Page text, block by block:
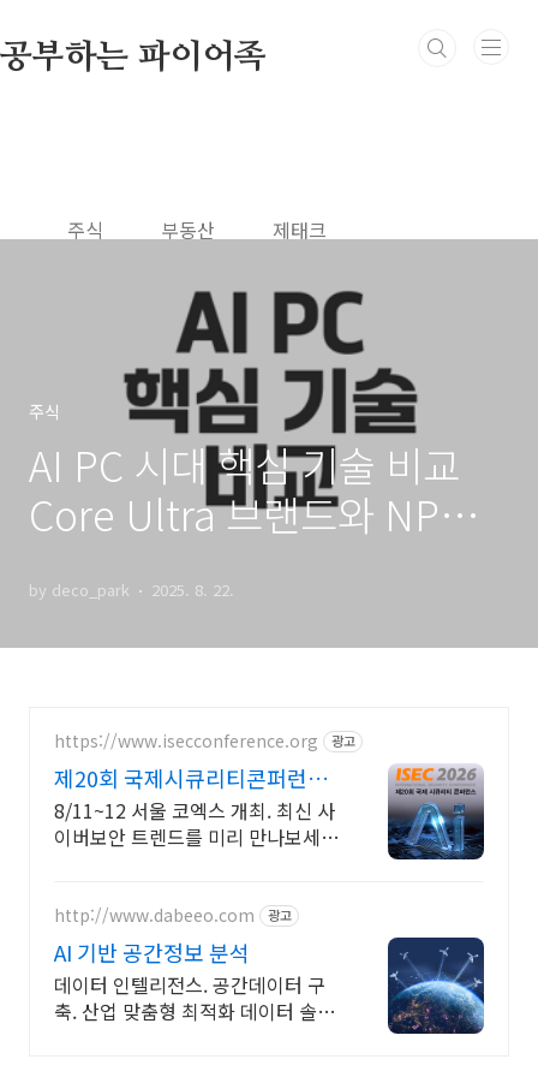
공부하는 파이어족
주식 부동산 제태크
주식
AI PC 시대 핵심 기술 비교
Core Ultra 브랜드와 NPU
by deco_park 2025. 8. 22.
https://www.isecconference.org 광고
제20회 국제시큐리티콘퍼런스
ISEC 2026
8/11~12 서울 코엑스 개최. 최신 사
이버보안 트렌드를 미리 만나보세
http://www.dabeeo.com 광고
AI 기반 공간정보 분석
데이터 인텔리전스. 공간데이터 구
축. 산업 맞춤형 최적화 데이터 솔루